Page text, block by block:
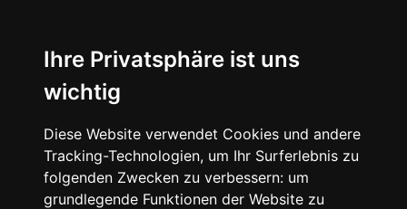
Ihre Privatsphäre ist uns
wichtig
Diese Website verwendet Cookies und andere
Tracking-Technologien, um Ihr Surferlebnis zu
folgenden Zwecken zu verbessern: um
grundlegende Funktionen der Website zu